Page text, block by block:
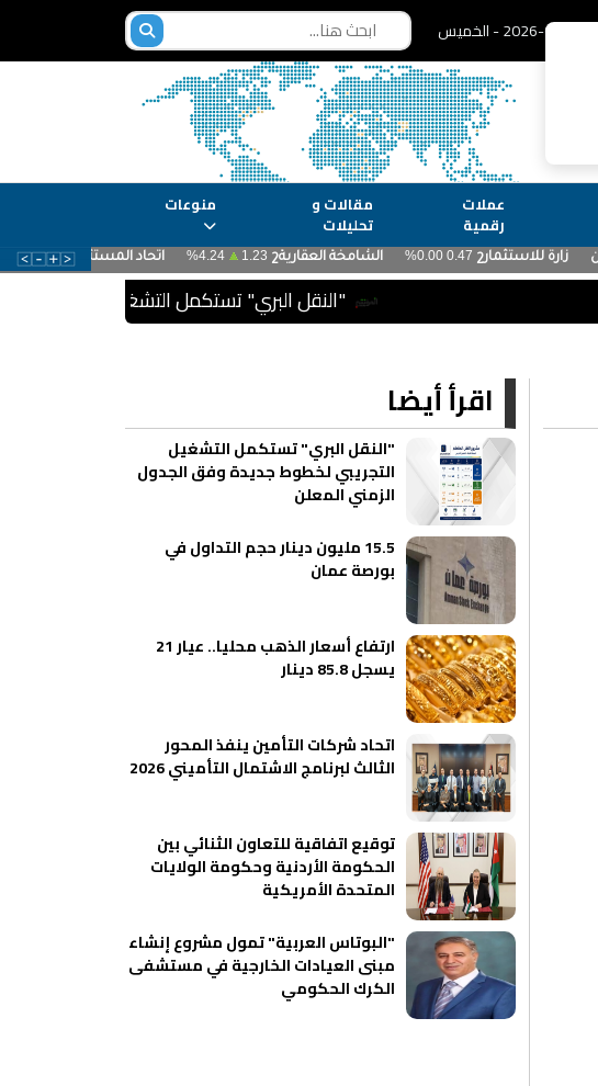
2026-08-06 - الخميس
عملات
رقمية
مقالات و
تحليلات
منوعات
"النقل البري" تستكمل التشغيل التجريبي لخطوط
اقرأ أيضا
"النقل البري" تستكمل التشغيل
التجريبي لخطوط جديدة وفق الجدول
الزمني المعلن
15.5 مليون دينار حجم التداول في
بورصة عمان
ارتفاع أسعار الذهب محليا.. عيار 21
يسجل 85.8 دينار
اتحاد شركات التأمين ينفذ المحور
الثالث لبرنامج الاشتمال التأميني 2026
توقيع اتفاقية للتعاون الثنائي بين
الحكومة الأردنية وحكومة الولايات
المتحدة الأمريكية
"البوتاس العربية" تمول مشروع إنشاء
مبنى العيادات الخارجية في مستشفى
الكرك الحكومي